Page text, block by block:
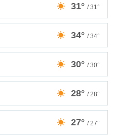
31° / 31°
34° / 34°
30° / 30°
28° / 28°
27° / 27°